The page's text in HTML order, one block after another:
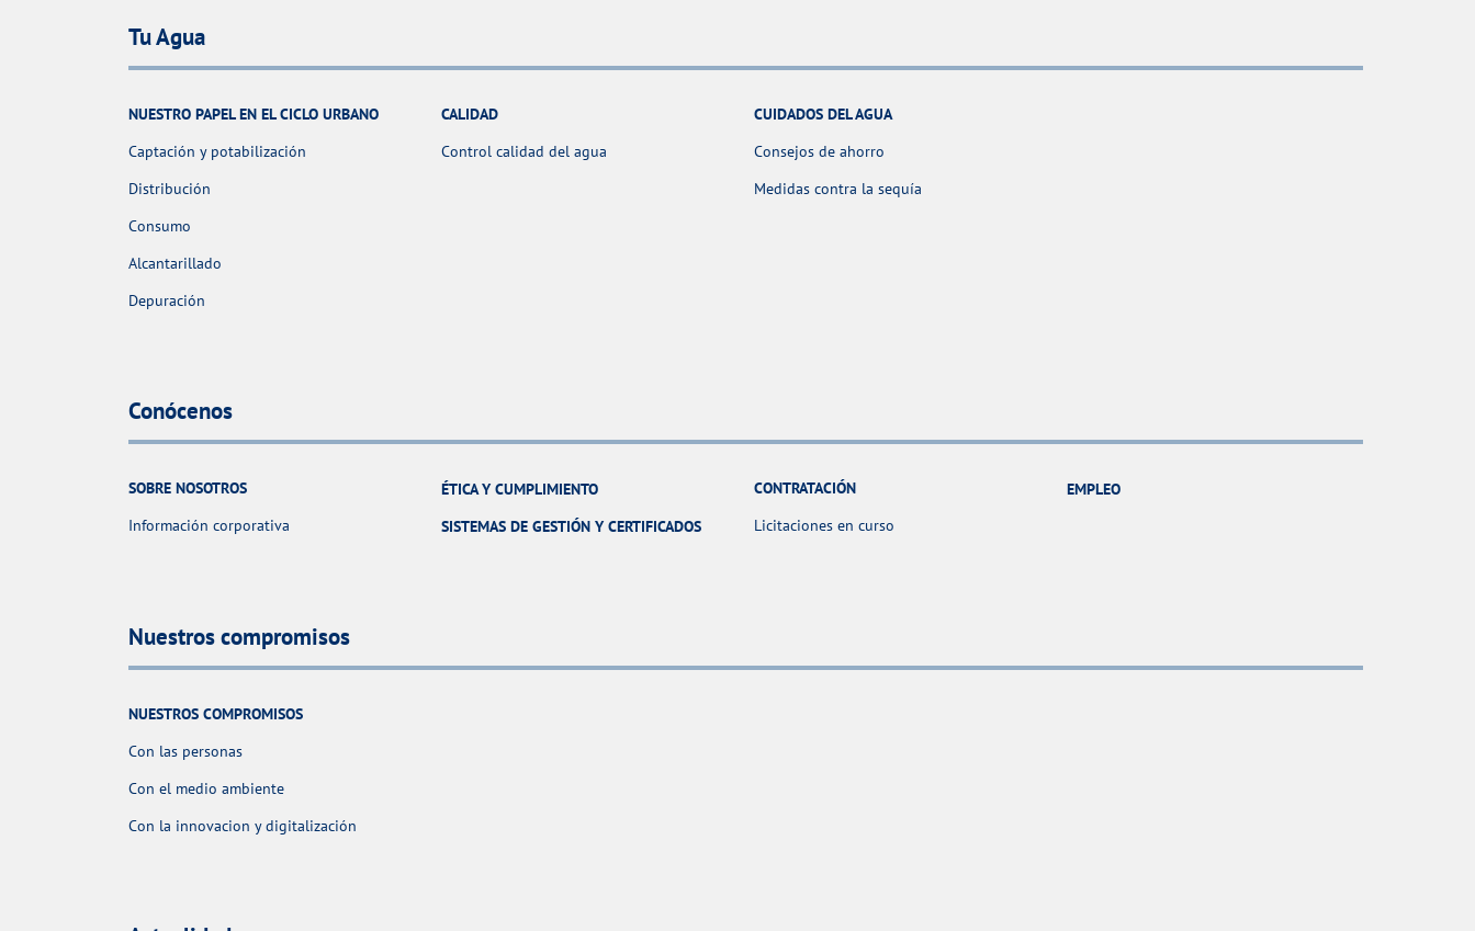
Tu Agua
NUESTRO PAPEL EN EL CICLO URBANO
Captación y potabilización
Distribución
Consumo
Alcantarillado
Depuración
CALIDAD
Control calidad del agua
CUIDADOS DEL AGUA
Consejos de ahorro
Medidas contra la sequía
Conócenos
SOBRE NOSOTROS
Información corporativa
ÉTICA Y CUMPLIMIENTO
SISTEMAS DE GESTIÓN Y CERTIFICADOS
CONTRATACIÓN
Licitaciones en curso
EMPLEO
Nuestros compromisos
NUESTROS COMPROMISOS
Con las personas
Con el medio ambiente
Con la innovacion y digitalización